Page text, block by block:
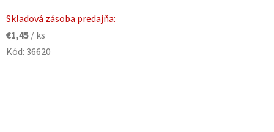
Skladová zásoba predajňa:
€1,45/ ks
Kód: 36620